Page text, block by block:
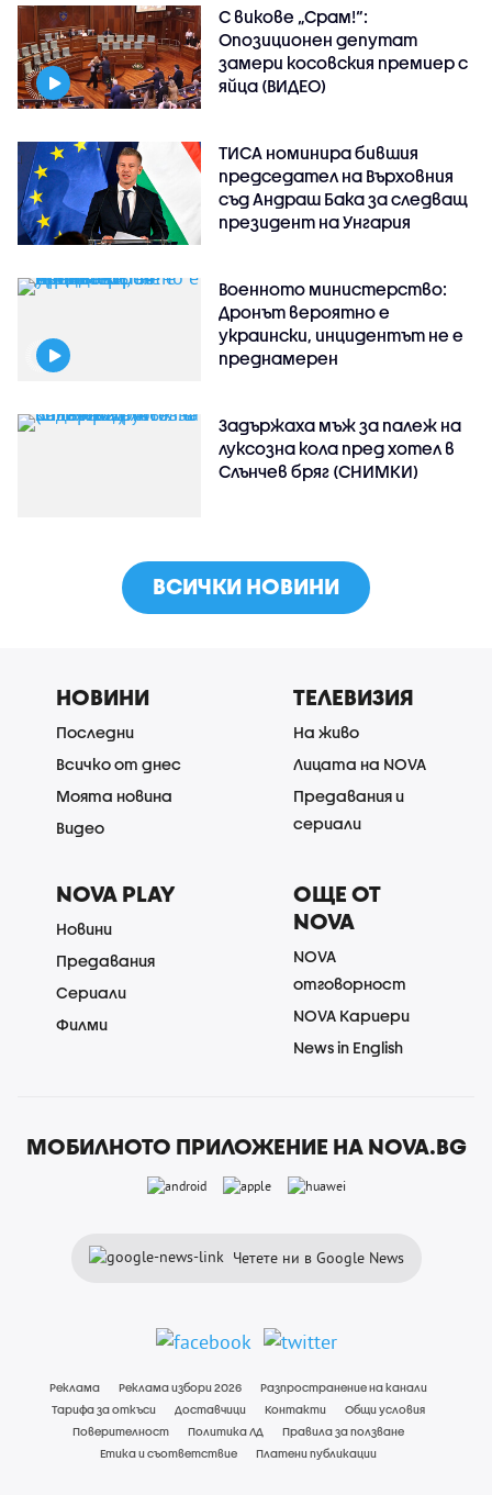
С викове „Срам!“:
Опозиционен депутат
замери косовския премиер с
яйца (ВИДЕО)
ТИСА номинира бившия
председател на Върховния
съд Андраш Бака за следващ
президент на Унгария
Военното министерство:
Дронът вероятно е
украински, инцидентът не е
преднамерен
Задържаха мъж за палеж на
луксозна кола пред хотел в
Слънчев бряг (СНИМКИ)
ВСИЧКИ НОВИНИ
НОВИНИ
Последни
Всичко от днес
Моята новина
Видео
ТЕЛЕВИЗИЯ
На живо
Лицата на NOVA
Предавания и
сериали
NOVA PLAY
Новини
Предавания
Сериали
Филми
ОЩЕ ОТ
NOVA
NOVA
отговорност
NOVA Кариери
News in English
МОБИЛНОТО ПРИЛОЖЕНИЕ НА NOVA.BG
Четете ни в Google News
Реклама Реклама избори 2026
Разпространение на канали
Тарифа за откъси
Доставчици Контакти
Общи условия
Поверителност
Политика ЛД
Правила за ползване
Етика и съответствие
Платени публикации